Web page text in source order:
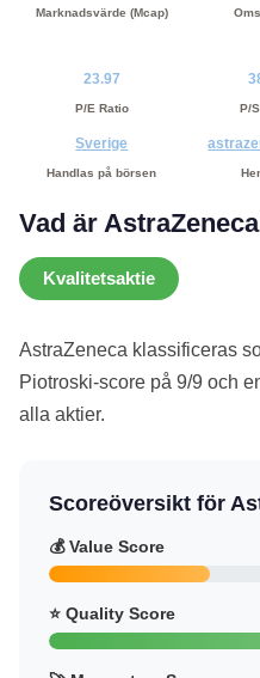
Marknadsvärde (Mcap)
23.97
P/E Ratio P/
Sverige
Handlas på börsen
Vad är
Kvalitetsaktie
AstraZeneca klassificeras
Piotroski-score på 9/9 och
alla aktier.
Scoreöversikt för
💰 Value Score
⭐ Quality Score